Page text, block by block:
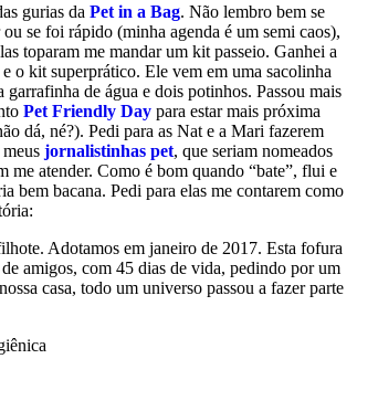
gurias da Pet in a Bag. Não lembro bem se
se foi rápido (minha agenda é um semi caos),
toparam me mandar um kit passeio. Ganhei a
o kit superprático. Ele vem em uma sacolinha
de água e dois potinhos. Passou mais
Pet Friendly Day para estar mais próxima
dá, né?). Pedi para as Nat e a Mari fazerem
jornalistinhas pet, que seriam nomeados
me atender. Como é bom quando “bate”, flui e
bem bacana. Pedi para elas me contarem como
Adotamos em janeiro de 2017. Esta fofura
amigos, com 45 dias de vida, pedindo por um
casa, todo um universo passou a fazer parte